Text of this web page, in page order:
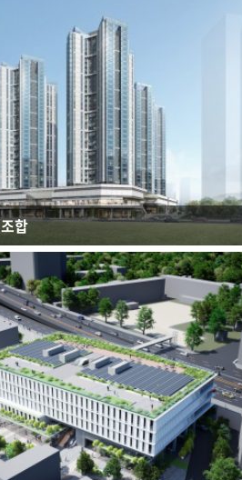
연면적 : 150,946.53㎡
규모 : B3F - 27F
축용도 : 공동주택, 근린생활시설
연면적 : 170,943.68㎡
규모 : B6F - 34F
도 : 공동주택, 판매시설, 근린생활시설
합